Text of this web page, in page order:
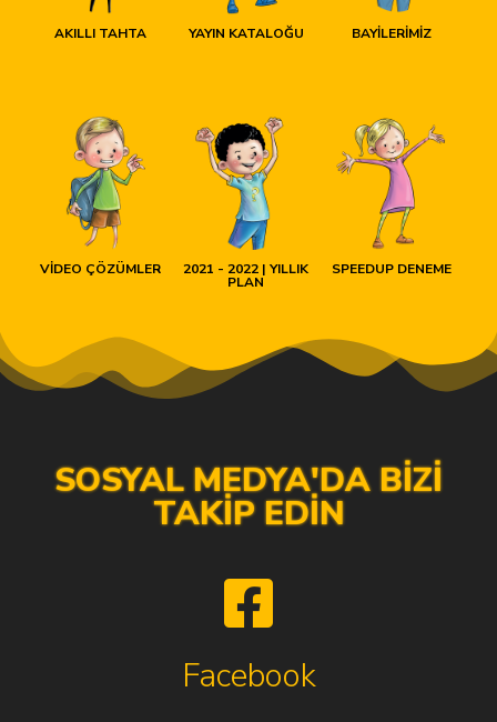
AKILLI TAHTA YAYIN KATALOĞU BAYİLERİMİZ
VİDEO ÇÖZÜMLER 2021 - 2022 | YILLIK
PLAN
SPEEDUP DENEME
SOSYAL MEDYA'DA BİZİ
TAKİP EDİN
Facebook